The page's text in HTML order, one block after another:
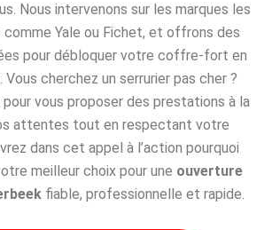
Nous intervenons sur les marques les
comme Yale ou Fichet, et offrons des
pour débloquer votre coffre-fort en
cherchez un serrurier pas cher ?
pour vous proposer des prestations à la
attentes tout en respectant votre
dans cet appel à l’action pourquoi
meilleur choix pour une ouverture
fiable, professionnelle et rapide.